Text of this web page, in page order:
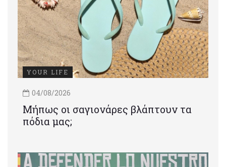
YOUR LIFE
04/08/2026
Μήπως οι σαγιονάρες βλάπτουν τα
πόδια μας;